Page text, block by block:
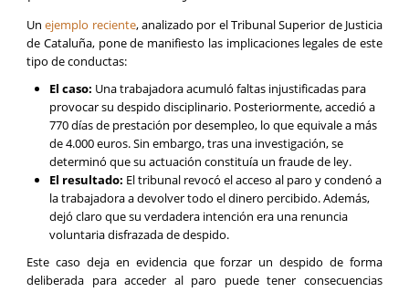
Unejemplo reciente, analizado por el Tribunal Superior de Justicia
de Cataluña, pone de manifiesto las implicaciones legales de este
tipo de conductas:
El caso: Una trabajadora acumuló faltas injustificadas para
provocar su despido disciplinario. Posteriormente, accedió a
770 días de prestación por desempleo, lo que equivale a más
de 4.000 euros. Sin embargo, tras una investigación, se
determinó que su actuación constituía un fraude de ley.
El resultado: El tribunal revocó el acceso al paro y condenó a
la trabajadora a devolver todo el dinero percibido. Además,
dejó claro que su verdadera intención era una renuncia
voluntaria disfrazada de despido.
Este caso deja en evidencia que forzar un despido de forma
deliberada para acceder al paro puede tener consecuencias